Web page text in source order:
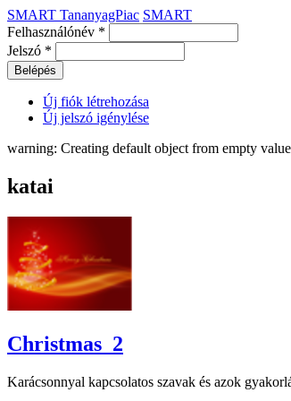
SMART TananyagPiac SMART
Felhasználónév *
Jelszó *
Új fiók létrehozása
Új jelszó igénylése
warning: Creating default object from empty
katai
Christmas_2
Karácsonnyal kapcsolatos szavak és azok